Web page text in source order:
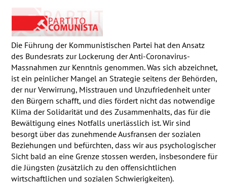
Die Führung der Kommunistischen Partei hat den Ansatz
des Bundesrats zur Lockerung der Anti-Coronavirus-
Massnahmen zur Kenntnis genommen. Was sich abzeichnet,
ist ein peinlicher Mangel an Strategie seitens der Behörden,
der nur Verwirrung, Misstrauen und Unzufriedenheit unter
den Bürgern schafft, und dies fördert nicht das notwendige
Klima der Solidarität und des Zusammenhalts, das für die
Bewältigung eines Notfalls unerlässlich ist. Wir sind
besorgt über das zunehmende Ausfransen der sozialen
Beziehungen und befürchten, dass wir aus psychologischer
Sicht bald an eine Grenze stossen werden, insbesondere für
die Jüngsten (zusätzlich zu den offensichtlichen
wirtschaftlichen und sozialen Schwierigkeiten).